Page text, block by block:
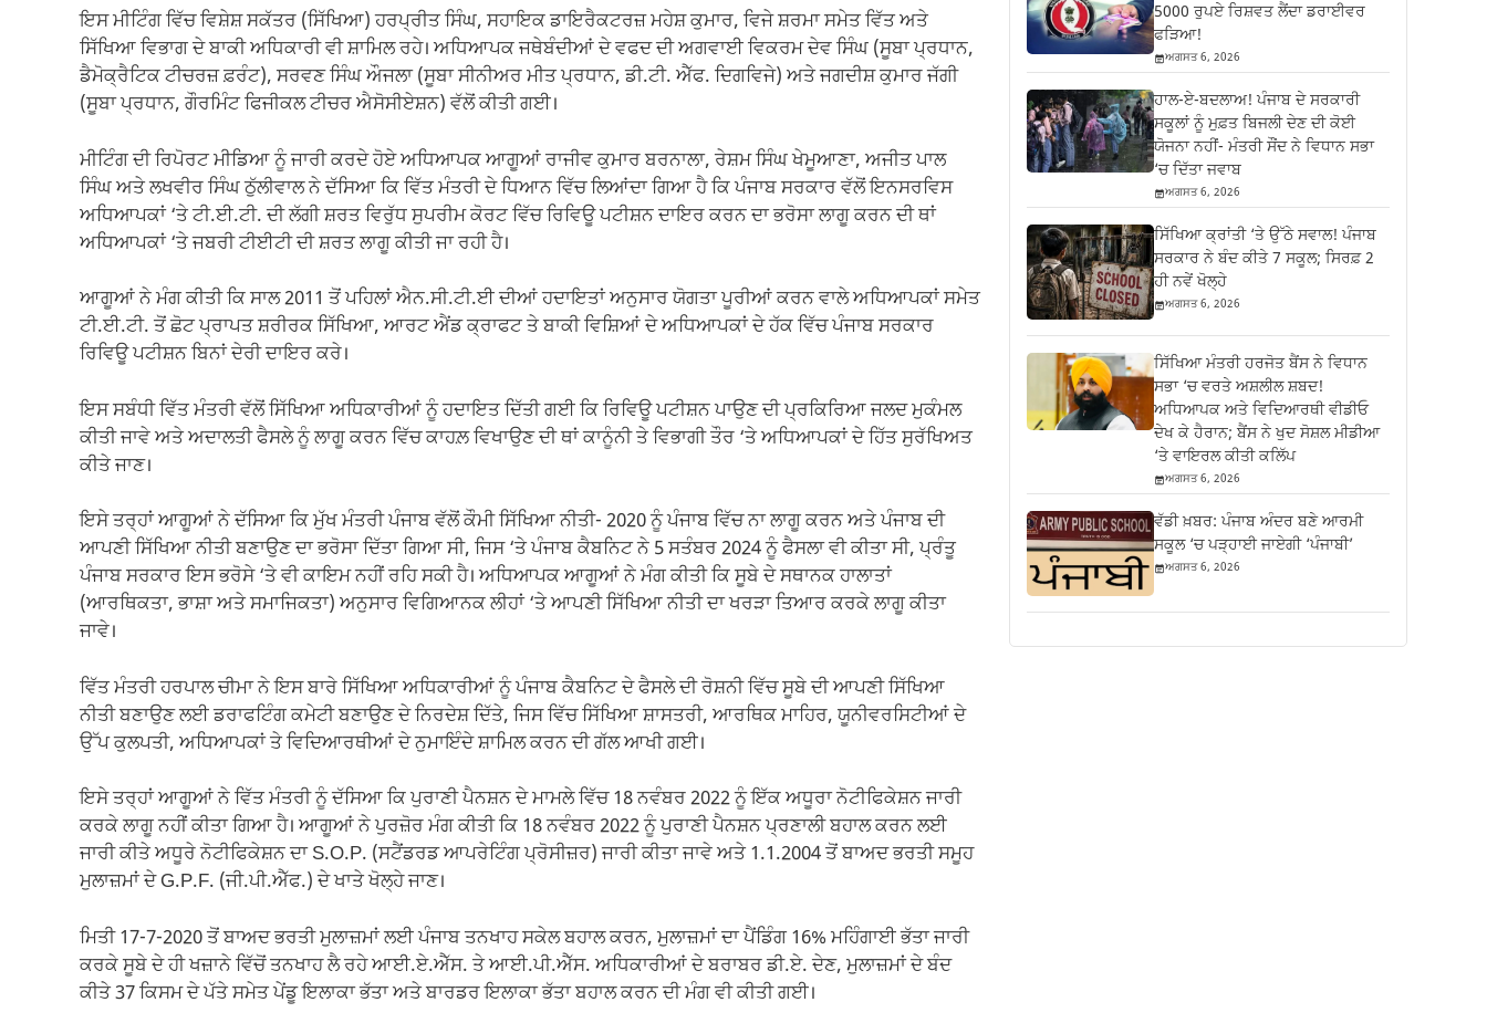
ਇਸ ਮੀਟਿੰਗ ਵਿੱਚ ਵਿਸ਼ੇਸ਼ ਸਕੱਤਰ (ਸਿੱਖਿਆ) ਹਰਪ੍ਰੀਤ ਸਿੰਘ, ਸਹਾਇਕ ਡਾਇਰੈਕਟਰਜ਼ ਮਹੇਸ਼ ਕੁਮਾਰ, ਵਿਜੇ ਸ਼ਰਮਾ ਸਮੇਤ ਵਿੱਤ ਅਤੇ
ਸਿੱਖਿਆ ਵਿਭਾਗ ਦੇ ਬਾਕੀ ਅਧਿਕਾਰੀ ਵੀ ਸ਼ਾਮਿਲ ਰਹੇ। ਅਧਿਆਪਕ ਜਥੇਬੰਦੀਆਂ ਦੇ ਵਫਦ ਦੀ ਅਗਵਾਈ ਵਿਕਰਮ ਦੇਵ ਸਿੰਘ (ਸੂਬਾ ਪ੍ਰਧਾਨ,
ਡੈਮੋਕ੍ਰੈਟਿਕ ਟੀਚਰਜ਼ ਫ਼ਰੰਟ), ਸਰਵਣ ਸਿੰਘ ਔਜਲਾ (ਸੂਬਾ ਸੀਨੀਅਰ ਮੀਤ ਪ੍ਰਧਾਨ, ਡੀ.ਟੀ. ਐੱਫ. ਦਿਗਵਿਜੇ) ਅਤੇ ਜਗਦੀਸ਼ ਕੁਮਾਰ ਜੱਗੀ
(ਸੂਬਾ ਪ੍ਰਧਾਨ, ਗੌਰਮਿੰਟ ਫਿਜੀਕਲ ਟੀਚਰ ਐਸੋਸੀਏਸ਼ਨ) ਵੱਲੋਂ ਕੀਤੀ ਗਈ।
ਮੀਟਿੰਗ ਦੀ ਰਿਪੋਰਟ ਮੀਡਿਆ ਨੂੰ ਜਾਰੀ ਕਰਦੇ ਹੋਏ ਅਧਿਆਪਕ ਆਗੂਆਂ ਰਾਜੀਵ ਕੁਮਾਰ ਬਰਨਾਲਾ, ਰੇਸ਼ਮ ਸਿੰਘ ਖੇਮੂਆਣਾ, ਅਜੀਤ ਪਾਲ
ਸਿੰਘ ਅਤੇ ਲਖਵੀਰ ਸਿੰਘ ਠੁੱਲੀਵਾਲ ਨੇ ਦੱਸਿਆ ਕਿ ਵਿੱਤ ਮੰਤਰੀ ਦੇ ਧਿਆਨ ਵਿੱਚ ਲਿਆਂਦਾ ਗਿਆ ਹੈ ਕਿ ਪੰਜਾਬ ਸਰਕਾਰ ਵੱਲੋਂ ਇਨਸਰਵਿਸ
ਅਧਿਆਪਕਾਂ ‘ਤੇ ਟੀ.ਈ.ਟੀ. ਦੀ ਲੱਗੀ ਸ਼ਰਤ ਵਿਰੁੱਧ ਸੁਪਰੀਮ ਕੋਰਟ ਵਿੱਚ ਰਿਵਿਊ ਪਟੀਸ਼ਨ ਦਾਇਰ ਕਰਨ ਦਾ ਭਰੋਸਾ ਲਾਗੂ ਕਰਨ ਦੀ ਥਾਂ
ਅਧਿਆਪਕਾਂ ‘ਤੇ ਜਬਰੀ ਟੀਈਟੀ ਦੀ ਸ਼ਰਤ ਲਾਗੂ ਕੀਤੀ ਜਾ ਰਹੀ ਹੈ।
ਆਗੂਆਂ ਨੇ ਮੰਗ ਕੀਤੀ ਕਿ ਸਾਲ 2011 ਤੋਂ ਪਹਿਲਾਂ ਐਨ.ਸੀ.ਟੀ.ਈ ਦੀਆਂ ਹਦਾਇਤਾਂ ਅਨੁਸਾਰ ਯੋਗਤਾ ਪੂਰੀਆਂ ਕਰਨ ਵਾਲੇ ਅਧਿਆਪਕਾਂ ਸਮੇਤ
ਟੀ.ਈ.ਟੀ. ਤੋਂ ਛੋਟ ਪ੍ਰਾਪਤ ਸ਼ਰੀਰਕ ਸਿੱਖਿਆ, ਆਰਟ ਐਂਡ ਕ੍ਰਾਫਟ ਤੇ ਬਾਕੀ ਵਿਸ਼ਿਆਂ ਦੇ ਅਧਿਆਪਕਾਂ ਦੇ ਹੱਕ ਵਿੱਚ ਪੰਜਾਬ ਸਰਕਾਰ
ਰਿਵਿਊ ਪਟੀਸ਼ਨ ਬਿਨਾਂ ਦੇਰੀ ਦਾਇਰ ਕਰੇ।
ਇਸ ਸਬੰਧੀ ਵਿੱਤ ਮੰਤਰੀ ਵੱਲੋਂ ਸਿੱਖਿਆ ਅਧਿਕਾਰੀਆਂ ਨੂੰ ਹਦਾਇਤ ਦਿੱਤੀ ਗਈ ਕਿ ਰਿਵਿਊ ਪਟੀਸ਼ਨ ਪਾਉਣ ਦੀ ਪ੍ਰਕਿਰਿਆ ਜਲਦ ਮੁਕੰਮਲ
ਕੀਤੀ ਜਾਵੇ ਅਤੇ ਅਦਾਲਤੀ ਫੈਸਲੇ ਨੂੰ ਲਾਗੂ ਕਰਨ ਵਿੱਚ ਕਾਹਲ਼ ਵਿਖਾਉਣ ਦੀ ਥਾਂ ਕਾਨੂੰਨੀ ਤੇ ਵਿਭਾਗੀ ਤੌਰ ‘ਤੇ ਅਧਿਆਪਕਾਂ ਦੇ ਹਿੱਤ ਸੁਰੱਖਿਅਤ
ਕੀਤੇ ਜਾਣ।
ਇਸੇ ਤਰ੍ਹਾਂ ਆਗੂਆਂ ਨੇ ਦੱਸਿਆ ਕਿ ਮੁੱਖ ਮੰਤਰੀ ਪੰਜਾਬ ਵੱਲੋਂ ਕੌਮੀ ਸਿੱਖਿਆ ਨੀਤੀ- 2020 ਨੂੰ ਪੰਜਾਬ ਵਿੱਚ ਨਾ ਲਾਗੂ ਕਰਨ ਅਤੇ ਪੰਜਾਬ ਦੀ
ਆਪਣੀ ਸਿੱਖਿਆ ਨੀਤੀ ਬਣਾਉਣ ਦਾ ਭਰੋਸਾ ਦਿੱਤਾ ਗਿਆ ਸੀ, ਜਿਸ ‘ਤੇ ਪੰਜਾਬ ਕੈਬਨਿਟ ਨੇ 5 ਸਤੰਬਰ 2024 ਨੂੰ ਫੈਸਲਾ ਵੀ ਕੀਤਾ ਸੀ, ਪ੍ਰੰਤੂ
ਪੰਜਾਬ ਸਰਕਾਰ ਇਸ ਭਰੋਸੇ ‘ਤੇ ਵੀ ਕਾਇਮ ਨਹੀਂ ਰਹਿ ਸਕੀ ਹੈ। ਅਧਿਆਪਕ ਆਗੂਆਂ ਨੇ ਮੰਗ ਕੀਤੀ ਕਿ ਸੂਬੇ ਦੇ ਸਥਾਨਕ ਹਾਲਾਤਾਂ
(ਆਰਥਿਕਤਾ, ਭਾਸ਼ਾ ਅਤੇ ਸਮਾਜਿਕਤਾ) ਅਨੁਸਾਰ ਵਿਗਿਆਨਕ ਲੀਹਾਂ ‘ਤੇ ਆਪਣੀ ਸਿੱਖਿਆ ਨੀਤੀ ਦਾ ਖਰੜਾ ਤਿਆਰ ਕਰਕੇ ਲਾਗੂ ਕੀਤਾ
ਜਾਵੇ।
ਵਿੱਤ ਮੰਤਰੀ ਹਰਪਾਲ ਚੀਮਾ ਨੇ ਇਸ ਬਾਰੇ ਸਿੱਖਿਆ ਅਧਿਕਾਰੀਆਂ ਨੂੰ ਪੰਜਾਬ ਕੈਬਨਿਟ ਦੇ ਫੈਸਲੇ ਦੀ ਰੋਸ਼ਨੀ ਵਿੱਚ ਸੂਬੇ ਦੀ ਆਪਣੀ ਸਿੱਖਿਆ
ਨੀਤੀ ਬਣਾਉਣ ਲਈ ਡਰਾਫਟਿੰਗ ਕਮੇਟੀ ਬਣਾਉਣ ਦੇ ਨਿਰਦੇਸ਼ ਦਿੱਤੇ, ਜਿਸ ਵਿੱਚ ਸਿੱਖਿਆ ਸ਼ਾਸਤਰੀ, ਆਰਥਿਕ ਮਾਹਿਰ, ਯੂਨੀਵਰਸਿਟੀਆਂ ਦੇ
ਉੱਪ ਕੁਲਪਤੀ, ਅਧਿਆਪਕਾਂ ਤੇ ਵਿਦਿਆਰਥੀਆਂ ਦੇ ਨੁਮਾਇੰਦੇ ਸ਼ਾਮਿਲ ਕਰਨ ਦੀ ਗੱਲ ਆਖੀ ਗਈ।
ਇਸੇ ਤਰ੍ਹਾਂ ਆਗੂਆਂ ਨੇ ਵਿੱਤ ਮੰਤਰੀ ਨੂੰ ਦੱਸਿਆ ਕਿ ਪੁਰਾਣੀ ਪੈਨਸ਼ਨ ਦੇ ਮਾਮਲੇ ਵਿੱਚ 18 ਨਵੰਬਰ 2022 ਨੂੰ ਇੱਕ ਅਧੂਰਾ ਨੋਟੀਫਿਕੇਸ਼ਨ ਜਾਰੀ
ਕਰਕੇ ਲਾਗੂ ਨਹੀਂ ਕੀਤਾ ਗਿਆ ਹੈ। ਆਗੂਆਂ ਨੇ ਪੁਰਜ਼ੋਰ ਮੰਗ ਕੀਤੀ ਕਿ 18 ਨਵੰਬਰ 2022 ਨੂੰ ਪੁਰਾਣੀ ਪੈਨਸ਼ਨ ਪ੍ਰਣਾਲੀ ਬਹਾਲ ਕਰਨ ਲਈ
ਜਾਰੀ ਕੀਤੇ ਅਧੂਰੇ ਨੋਟੀਫਿਕੇਸ਼ਨ ਦਾ S.O.P. (ਸਟੈਂਡਰਡ ਆਪਰੇਟਿੰਗ ਪ੍ਰੋਸੀਜ਼ਰ) ਜਾਰੀ ਕੀਤਾ ਜਾਵੇ ਅਤੇ 1.1.2004 ਤੋਂ ਬਾਅਦ ਭਰਤੀ ਸਮੂਹ
ਮੁਲਾਜ਼ਮਾਂ ਦੇ G.P.F. (ਜੀ.ਪੀ.ਐੱਫ.) ਦੇ ਖਾਤੇ ਖੋਲ੍ਹੇ ਜਾਣ।
ਮਿਤੀ 17-7-2020 ਤੋਂ ਬਾਅਦ ਭਰਤੀ ਮੁਲਾਜ਼ਮਾਂ ਲਈ ਪੰਜਾਬ ਤਨਖਾਹ ਸਕੇਲ ਬਹਾਲ ਕਰਨ, ਮੁਲਾਜ਼ਮਾਂ ਦਾ ਪੈਂਡਿੰਗ 16% ਮਹਿੰਗਾਈ ਭੱਤਾ ਜਾਰੀ
ਕਰਕੇ ਸੂਬੇ ਦੇ ਹੀ ਖਜ਼ਾਨੇ ਵਿੱਚੋਂ ਤਨਖਾਹ ਲੈ ਰਹੇ ਆਈ.ਏ.ਐੱਸ. ਤੇ ਆਈ.ਪੀ.ਐੱਸ. ਅਧਿਕਾਰੀਆਂ ਦੇ ਬਰਾਬਰ ਡੀ.ਏ. ਦੇਣ, ਮੁਲਾਜ਼ਮਾਂ ਦੇ ਬੰਦ
ਕੀਤੇ 37 ਕਿਸਮ ਦੇ ਪੱਤੇ ਸਮੇਤ ਪੇਂਡੂ ਇਲਾਕਾ ਭੱਤਾ ਅਤੇ ਬਾਰਡਰ ਇਲਾਕਾ ਭੱਤਾ ਬਹਾਲ ਕਰਨ ਦੀ ਮੰਗ ਵੀ ਕੀਤੀ ਗਈ।
5000 ਰੁਪਏ ਰਿਸ਼ਵਤ ਲੈਂਦਾ ਡਰਾਈਵਰ
ਫੜਿਆ!
ਅਗਸਤ 6, 2026
ਹਾਲ-ਏ-ਬਦਲਾਅ! ਪੰਜਾਬ ਦੇ ਸਰਕਾਰੀ
ਸਕੂਲਾਂ ਨੂੰ ਮੁਫ਼ਤ ਬਿਜਲੀ ਦੇਣ ਦੀ ਕੋਈ
ਯੋਜਨਾ ਨਹੀਂ- ਮੰਤਰੀ ਸੌਂਦ ਨੇ ਵਿਧਾਨ ਸਭਾ
‘ਚ ਦਿੱਤਾ ਜਵਾਬ
ਅਗਸਤ 6, 2026
ਸਿੱਖਿਆ ਕ੍ਰਾਂਤੀ ‘ਤੇ ਉੱਠੇ ਸਵਾਲ! ਪੰਜਾਬ
ਸਰਕਾਰ ਨੇ ਬੰਦ ਕੀਤੇ 7 ਸਕੂਲ; ਸਿਰਫ਼ 2
ਹੀ ਨਵੇਂ ਖੋਲ੍ਹੇ
ਅਗਸਤ 6, 2026
ਸਿੱਖਿਆ ਮੰਤਰੀ ਹਰਜੋਤ ਬੈਂਸ ਨੇ ਵਿਧਾਨ
ਸਭਾ ‘ਚ ਵਰਤੇ ਅਸ਼ਲੀਲ ਸ਼ਬਦ!
ਅਧਿਆਪਕ ਅਤੇ ਵਿਦਿਆਰਥੀ ਵੀਡੀਓ
ਦੇਖ ਕੇ ਹੈਰਾਨ; ਬੈਂਸ ਨੇ ਖੁਦ ਸੋਸ਼ਲ ਮੀਡੀਆ
‘ਤੇ ਵਾਇਰਲ ਕੀਤੀ ਕਲਿੱਪ
ਅਗਸਤ 6, 2026
ਵੱਡੀ ਖ਼ਬਰ: ਪੰਜਾਬ ਅੰਦਰ ਬਣੇ ਆਰਮੀ
ਸਕੂਲ ‘ਚ ਪੜ੍ਹਾਈ ਜਾਏਗੀ ‘ਪੰਜਾਬੀ’
ਅਗਸਤ 6, 2026